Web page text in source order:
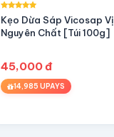
Kẹo Dừa Sáp Vicosap Vị
Nguyên Chất [Túi 100g]
45,000 đ
14,985 UPAYS